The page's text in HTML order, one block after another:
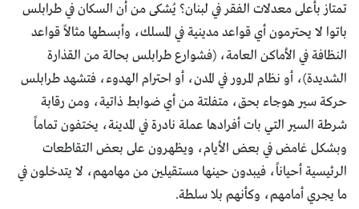
تمتاز بأعلى معدلات الفقر في لبنان؟ يُشكى من أن السكان في طرابلس
باتوا لا يحترمون أي قواعد مدينية في المسلك، وأبسطها مثالاً قواعد
النظافة في الأماكن العامة، (فشوارع طرابلس بحالة من القذارة
الشديدة)، أو نظام المرور في المدن، أو احترام الهدوء، فتشهد طرابلس
حركة سير هوجاء بحق، متفلتة من أي ضوابط ذاتية، ومن رقابة
شرطة السير التي بات أفرادها عملة نادرة في المدينة، يختفون تماماً
وبشكل غامض في بعض الأيام، ويظهرون على بعض التقاطعات
الرئيسية أحياناً، فيبدون حينها مستقيلين من مهامهم، لا يتدخلون في
ما يجري أمامهم، وكأنهم بلا سلطة.